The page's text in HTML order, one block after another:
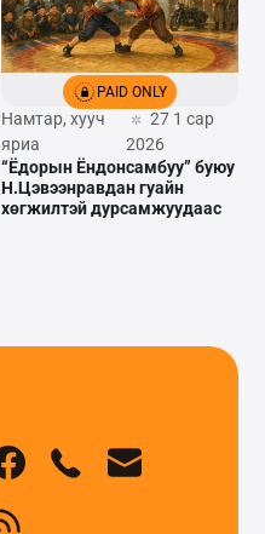
PAID ONLY
Намтар, хууч
яриа
27 1 сар
2026
“Ёдорын Ёндонсамбуу” буюу
Н.Цэвээнравдан гуайн
хөгжилтэй дурсамжуудаас